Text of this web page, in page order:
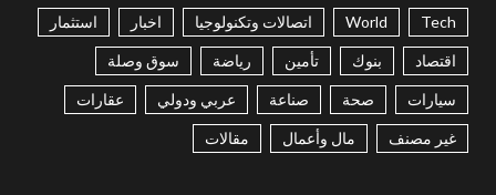
Tech
World اتصالات وتكنولوجيا اخبار استثمار
اقتصاد بنوك تأمين رياضة سوق وصلة
سيارات صحة صناعة عربي ودولي عقارات
غير مصنف مال وأعمال مقالات